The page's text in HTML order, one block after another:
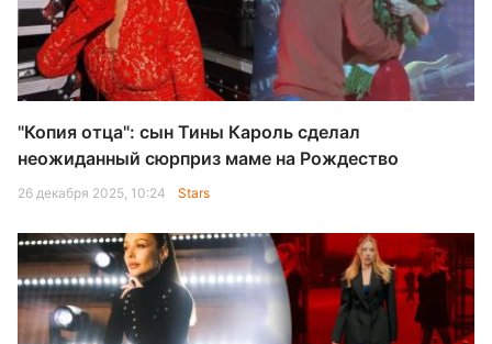
"Копия отца": сын Тины Кароль сделал
неожиданный сюрприз маме на Рождество
26 декабря 2025, 10:24 Stars